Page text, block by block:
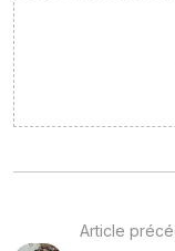
Article